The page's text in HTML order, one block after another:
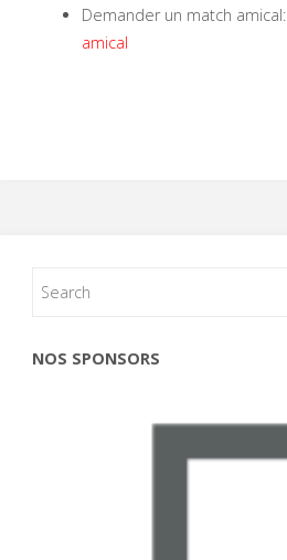
Demander un match amical:
amical
NOS SPONSORS